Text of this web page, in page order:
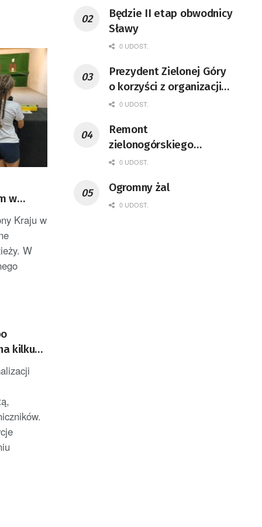
w
Kraju w
W
kilku
Będzie II etap obwodnicy
Sławy
0 UDOST.
Prezydent Zielonej Góry
o korzyści z organizacji
mety Tour de Pologne
0 UDOST.
Remont
zielonogórskiego
deptaka zgodnie z
0 UDOST.
Ogromny żal
0 UDOST.